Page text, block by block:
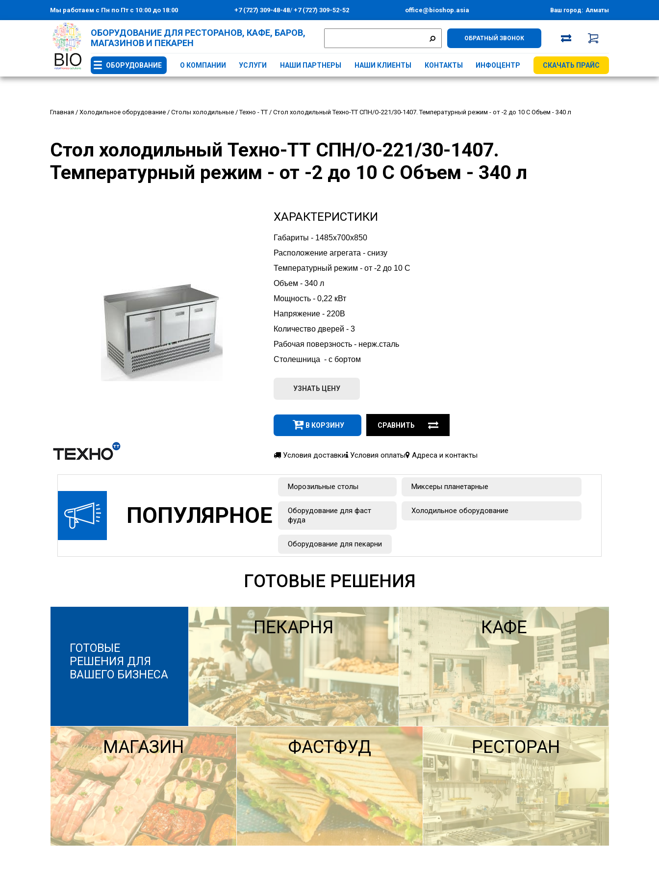
Мы работаем с Пн по Пт с 10:00 до 18:00 +7 (727) 309-48-48/+7 (727) 309-52-52 office@bioshop.asia Ваш город: Алматы
ОБОРУДОВАНИЕ ДЛЯ РЕСТОРАНОВ, КАФЕ, БАРОВ,
МАГАЗИНОВ И ПЕКАРЕН
ОБРАТНЫЙ ЗВОНОК
ОБОРУДОВАНИЕ О КОМПАНИИ УСЛУГИ НАШИ ПАРТНЕРЫ НАШИ КЛИЕНТЫ КОНТАКТЫ ИНФОЦЕНТР СКАЧАТЬ ПРАЙС
Главная / Холодильное оборудование / Столы холодильные /Техно - ТТ / Стол холодильный Техно-ТТ СПН/О-221/30-1407. Температурный режим - от -2 до 10 С Объем - 340 л
Стол холодильный Техно-ТТ СПН/О-221/30-1407.
Температурный режим - от -2 до 10 С Объем - 340 л
ХАРАКТЕРИСТИКИ
Габариты - 1485х700х850
Расположение агрегата - снизу
Температурный режим - от -2 до 10 С
Объем - 340 л
Мощность - 0,22 кВт
Напряжение - 220В
Количество дверей - 3
Рабочая поверзность - нерж.сталь
Столешница  - с бортом
УЗНАТЬ ЦЕНУ
В КОРЗИНУ СРАВНИТЬ
Условия доставки Условия оплаты Адреса и контакты
ПОПУЛЯРНОЕ
Морозильные столы Миксеры планетарные
Оборудование для фаст
фуда
Холодильное оборудование
Оборудование для пекарни
ГОТОВЫЕ РЕШЕНИЯ
ГОТОВЫЕ
РЕШЕНИЯ ДЛЯ
ВАШЕГО БИЗНЕСА
ПЕКАРНЯ
ПОДРОБНЕЕ
КАФЕ
ПОДРОБНЕЕ
МАГАЗИН ФАСТФУД РЕСТОРАН